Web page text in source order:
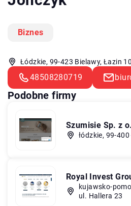
Biznes
Łódzkie, 99-423 Bielawy, Łazin 10
48508280719
Podobne firmy
Szumisie Sp. z
łódzkie, 99-
Royal Invest
kujawsko-
ul. Hallera 23